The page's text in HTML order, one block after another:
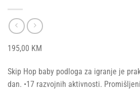
195,00 KM
Skip Hop baby podloga za igranje je
dan. •17 razvojnih aktivnosti.